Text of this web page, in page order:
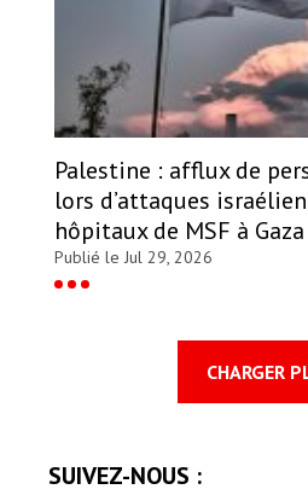
Palestine : afflux de
lors d’attaques
hôpitaux de MSF à Gaza
Publié le Jul 29, 2026
CHARGER
SUIVEZ-NOUS :